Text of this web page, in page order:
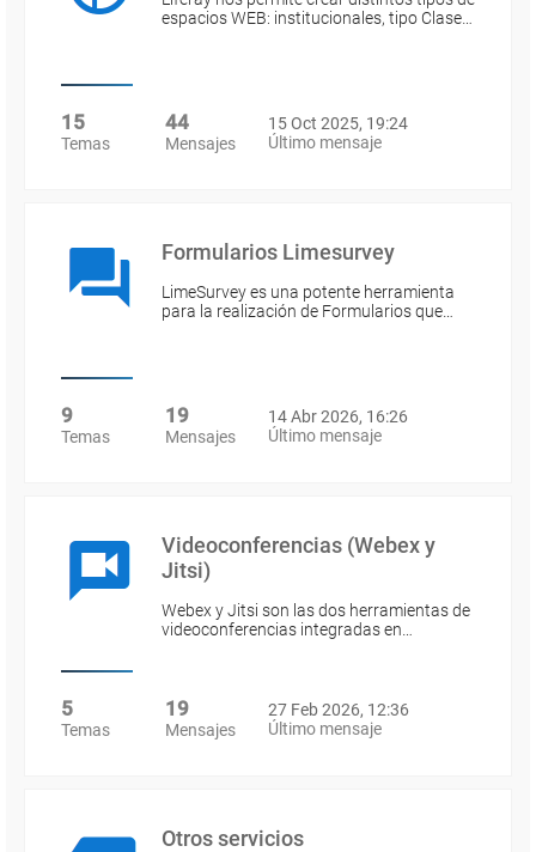
espacios WEB: institucionales, tipo Clase…
15
Temas
44
Mensajes
15 Oct 2025, 19:24
Último mensaje
Formularios Limesurvey
LimeSurvey es una potente herramienta
para la realización de Formularios que…
9
Temas
19
Mensajes
14 Abr 2026, 16:26
Último mensaje
Videoconferencias (Webex y
Jitsi)
Webex y Jitsi son las dos herramientas de
videoconferencias integradas en…
5
Temas
19
Mensajes
27 Feb 2026, 12:36
Último mensaje
Otros servicios